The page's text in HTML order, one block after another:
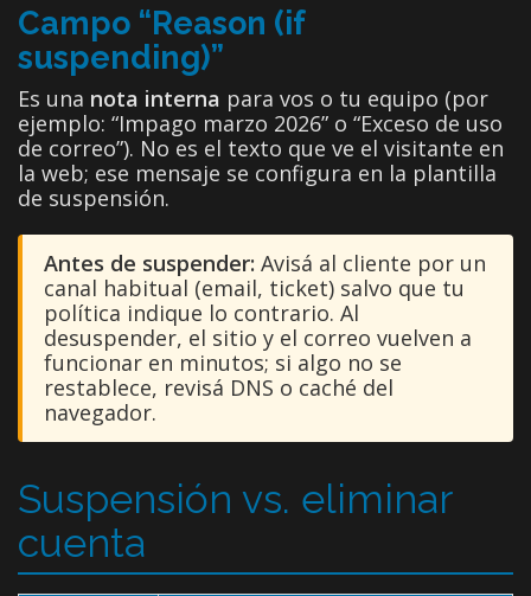
Campo “Reason (if
suspending)”
Es una nota interna para vos o tu equipo (por
ejemplo: “Impago marzo 2026” o “Exceso de uso
de correo”). No es el texto que ve el visitante en
la web; ese mensaje se configura en la plantilla
de suspensión.
Antes de suspender: Avisá al cliente por un
canal habitual (email, ticket) salvo que tu
política indique lo contrario. Al
desuspender, el sitio y el correo vuelven a
funcionar en minutos; si algo no se
restablece, revisá DNS o caché del
navegador.
Suspensión vs. eliminar
cuenta